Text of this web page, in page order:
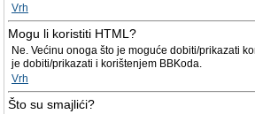
Vrh
Mogu li koristiti HTML?
Ne. Većinu onoga što je moguće dobiti/prikazati
je dobiti/prikazati i korištenjem BBKoda.
Vrh
Što su smajlići?